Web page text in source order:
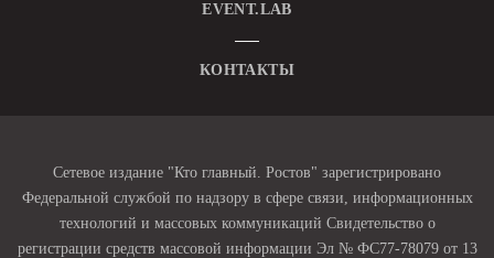
EVENT.LAB
КОНТАКТЫ
Сетевое издание "Кто главный. Ростов" зарегистрировано
Федеральной службой по надзору в сфере связи, информационных
технологий и массовых коммуникаций Свидетельство о
регистрации средств массовой информации Эл № ФС77-78079 от 13